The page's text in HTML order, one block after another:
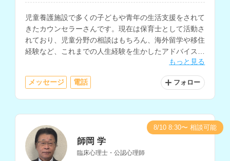
児童養護施設で多くの子どもや青年の生活支援をされて
きたカウンセラーさんです。現在は保育士として活動さ
れており、児童分野の相談はもちろん、海外留学や移住
経験など、これまでの人生経験を生かしたアドバイスも
可能です。ファイナンシャルプランナーの資格をお持ち
で、お金に関する相談もしていただけます。
もっと見る
メッセージ 電話 フォロー
師岡 学
臨床心理士・公認心理師
8/10 8:30〜 相談可能